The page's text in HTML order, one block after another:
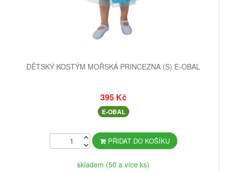
DĚTSKÝ KOSTÝM MOŘSKÁ PRINCEZNA (S) E-OBAL
395 Kč
E-OBAL
PŘIDAT DO KOŠÍKU
skladem (50 a více ks)